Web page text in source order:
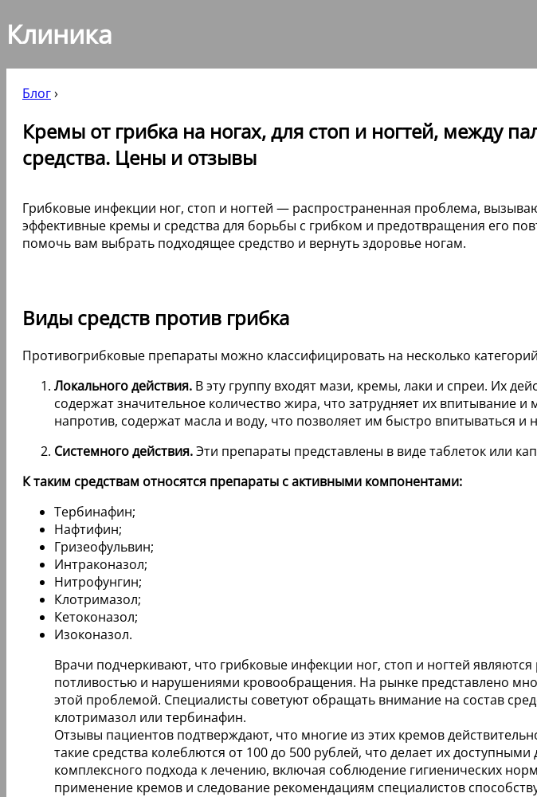
Клиника
Блог›
Кремы от грибка на ногах, для стоп и ногтей, между
средства. Цены и отзывы
Грибковые инфекции ног, стоп и ногтей — распространенная проблема,
эффективные кремы и средства для борьбы с грибком и предотвращения его
помочь вам выбрать подходящее средство и вернуть здоровье ногам.
Виды средств против грибка
Противогрибковые препараты можно классифицировать на несколько
Локального действия. В эту группу входят мази, кремы, лаки и спреи. Их
содержат значительное количество жира, что затрудняет их впитывание
напротив, содержат масла и воду, что позволяет им быстро впитываться и
Системного действия.Эти препараты представлены в виде таблеток или
К таким средствам относятся препараты с активными компонентами:
Тербинафин;
Нафтифин;
Гризеофульвин;
Интраконазол;
Нитрофунгин;
Клотримазол;
Кетоконазол;
Изоконазол.
Врачи подчеркивают, что грибковые инфекции ног, стоп и ногтей
потливостью и нарушениями кровообращения. На рынке представлено
этой проблемой. Специалисты советуют обращать внимание на состав
клотримазол или тербинафин.
Отзывы пациентов подтверждают, что многие из этих кремов
такие средства колеблются от 100 до 500 рублей, что делает их
комплексного подхода к лечению, включая соблюдение гигиенических
применение кремов и следование рекомендациям специалистов